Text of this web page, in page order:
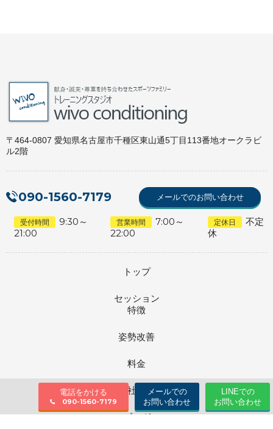
〒464-0807 愛知県名古屋市千種区東山通5丁目113番地オークラビ
ル2階
090-1560-7179 メールでのお問い合わせ
受付時間
9:30～
21:00
営業時間
7:00～
22:00
定休日
不定
休
トップ
セッション
特徴
姿勢改善
料金
会社情報
ブログ
電話をかける
090-1560-7179
メールでの
お問い合わせ
LINEでの
お問い合わせ